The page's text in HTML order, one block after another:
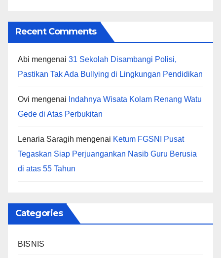
Recent Comments
Abi mengenai 31 Sekolah Disambangi Polisi,
Pastikan Tak Ada Bullying di Lingkungan Pendidikan
Ovi mengenai Indahnya Wisata Kolam Renang Watu
Gede di Atas Perbukitan
Lenaria Saragih mengenai Ketum FGSNI Pusat
Tegaskan Siap Perjuangankan Nasib Guru Berusia
di atas 55 Tahun
Categories
BISNIS